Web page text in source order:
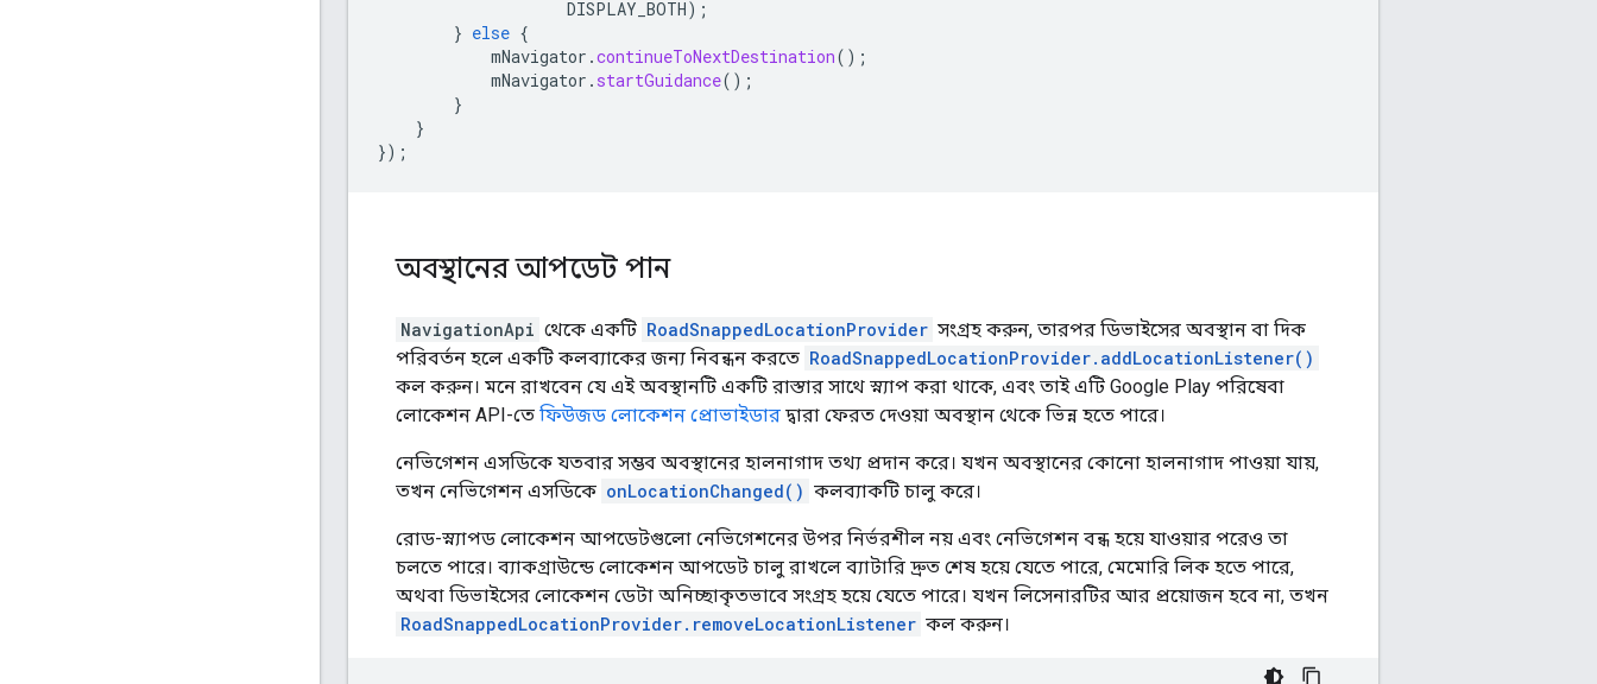
DISPLAY_BOTH);
} else {
mNavigator .continueToNextDestination();
mNavigator . startGuidance();
}
}
});
অবস্থানের আপডেট পান
NavigationApi থেকে একটি RoadSnappedLocationProvider সংগ্রহ করুন, তারপর ডিভাইসের অবস্থান বা দিক
পরিবর্তন হলে একটি কলব্যাকের জন্য নিবন্ধন করতে RoadSnappedLocationProvider.addLocationListener()
কল করুন। মনে রাখবেন যে এই অবস্থানটি একটি রাস্তার সাথে স্ন্যাপ করা থাকে, এবং তাই এটি Google Play পরিষেবা
লোকেশন API-তে ফিউজড লোকেশন প্রোভাইডার দ্বারা ফেরত দেওয়া অবস্থান থেকে ভিন্ন হতে পারে।
নেভিগেশন এসডিকে যতবার সম্ভব অবস্থানের হালনাগাদ তথ্য প্রদান করে। যখন অবস্থানের কোনো হালনাগাদ পাওয়া যায়,
তখন নেভিগেশন এসডিকে onLocationChanged() কলব্যাকটি চালু করে।
রোড-স্ন্যাপড লোকেশন আপডেটগুলো নেভিগেশনের উপর নির্ভরশীল নয় এবং নেভিগেশন বন্ধ হয়ে যাওয়ার পরেও তা
চলতে পারে। ব্যাকগ্রাউন্ডে লোকেশন আপডেট চালু রাখলে ব্যাটারি দ্রুত শেষ হয়ে যেতে পারে, মেমোরি লিক হতে পারে,
অথবা ডিভাইসের লোকেশন ডেটা অনিচ্ছাকৃতভাবে সংগ্রহ হয়ে যেতে পারে। যখন লিসেনারটির আর প্রয়োজন হবে না, তখন
RoadSnappedLocationProvider.removeLocationListener কল করুন।